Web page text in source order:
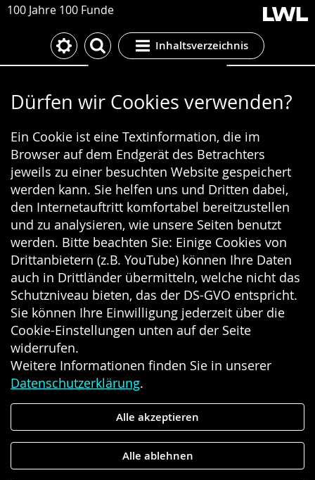
100 Jahre 100 Funde
Inhaltsverzeichnis
Cookie-Einstellungen
Dürfen wir Cookies verwenden?
Ein Cookie ist eine Textinformation, die im
Browser auf dem Endgerät des Betrachters
jeweils zu einer besuchten Website gespeichert
werden kann. Sie helfen uns und Dritten dabei,
den Internetauftritt komfortabel bereitzustellen
und zu analysieren, wie unsere Seiten benutzt
werden. Bitte beachten Sie: Einige Cookies von
Drittanbietern (z.B. YouTube) können Ihre Daten
auch in Drittländer übermitteln, welche nicht das
Schutzniveau bieten, das der DS-GVO entspricht.
Sie können Ihre Einwilligung jederzeit über die
Cookie-Einstellungen unten auf der Seite
widerrufen.
Weitere Informationen finden Sie in unserer
Datenschutzerklärung.
Alle akzeptieren
Alle ablehnen